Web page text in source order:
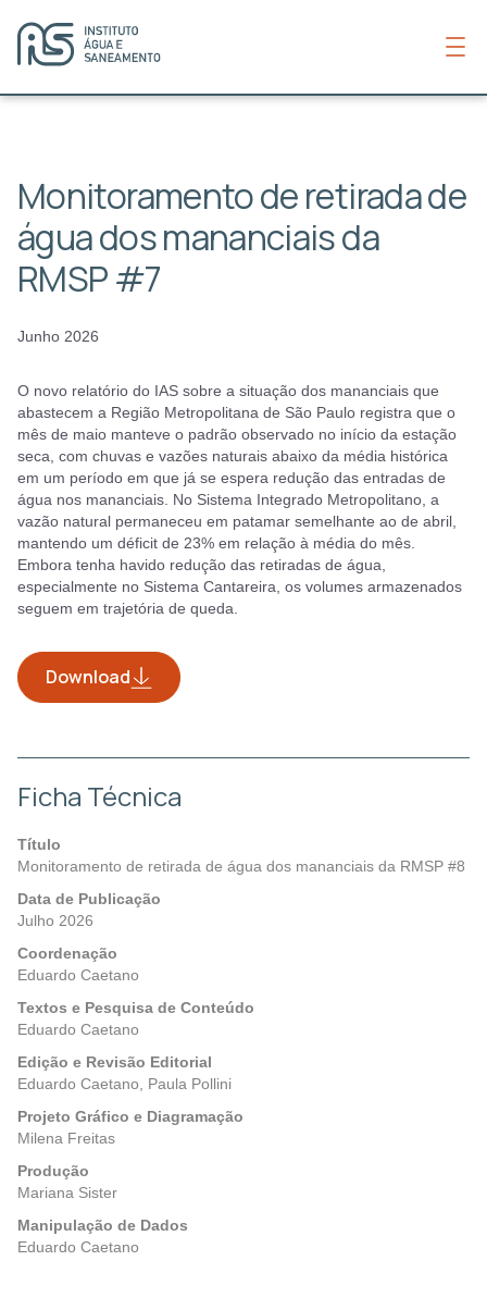
Monitoramento de retirada de
água dos mananciais da
RMSP #7
Junho 2026
O novo relatório do IAS sobre a situação dos mananciais que
abastecem a Região Metropolitana de São Paulo registra que o
mês de maio manteve o padrão observado no início da estação
seca, com chuvas e vazões naturais abaixo da média histórica
em um período em que já se espera redução das entradas de
água nos mananciais. No Sistema Integrado Metropolitano, a
vazão natural permaneceu em patamar semelhante ao de abril,
mantendo um déficit de 23% em relação à média do mês.
Embora tenha havido redução das retiradas de água,
especialmente no Sistema Cantareira, os volumes armazenados
seguem em trajetória de queda.
Download
Ficha Técnica
Título
Monitoramento de retirada de água dos mananciais da RMSP #8
Data de Publicação
Julho 2026
Coordenação
Eduardo Caetano
Textos e Pesquisa de Conteúdo
Eduardo Caetano
Edição e Revisão Editorial
Eduardo Caetano, Paula Pollini
Projeto Gráfico e Diagramação
Milena Freitas
Produção
Mariana Sister
Manipulação de Dados
Eduardo Caetano